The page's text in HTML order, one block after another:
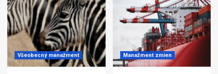
Všeobecný manažment Manažment zmien